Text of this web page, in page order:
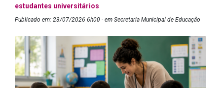
estudantes universitários
Publicado em: 23/07/2026 6h00 - em Secretaria Municipal de Educação